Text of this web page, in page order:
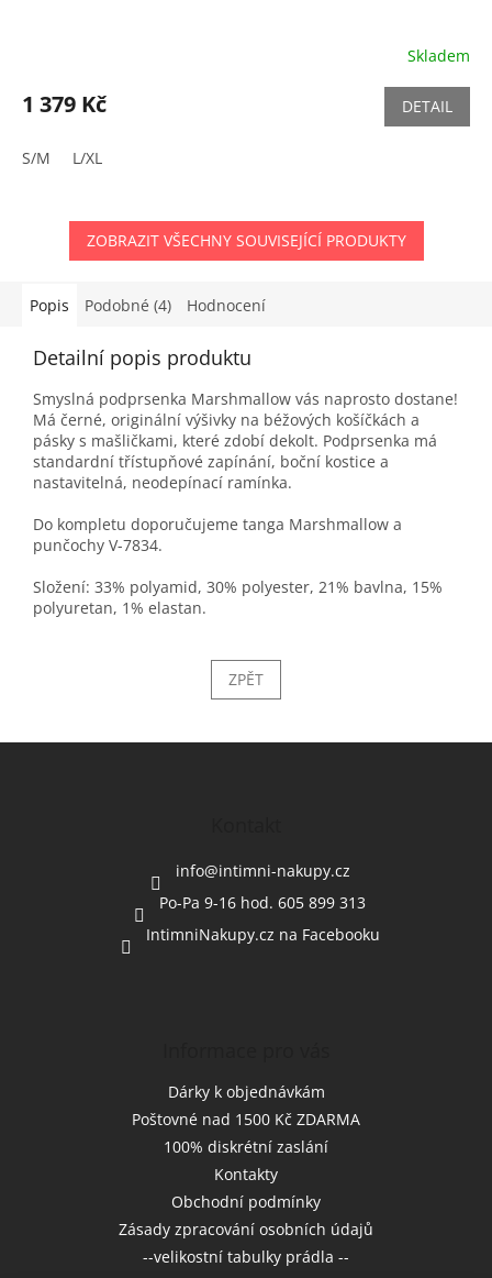
Skladem
1 379 Kč DETAIL
S/M L/XL
ZOBRAZIT VŠECHNY SOUVISEJÍCÍ PRODUKTY
Popis Podobné (4) Hodnocení
Detailní popis produktu
Smyslná podprsenka Marshmallow vás naprosto dostane!
Má černé, originální výšivky na béžových košíčkách a
pásky s mašličkami, které zdobí dekolt. Podprsenka má
standardní třístupňové zapínání, boční kostice a
nastavitelná, neodepínací ramínka.
Do kompletu doporučujeme tanga Marshmallow a
punčochy V-7834.
Složení: 33% polyamid, 30% polyester, 21% bavlna, 15%
polyuretan, 1% elastan.
ZPĚT
info@intimni-nakupy.cz
Po-Pa 9-16 hod. 605 899 313
IntimniNakupy.cz na Facebooku
Dárky k objednávkám
Poštovné nad 1500 Kč ZDARMA
100% diskrétní zaslání
Kontakty
Obchodní podmínky
Zásady zpracování osobních údajů
--velikostní tabulky prádla --